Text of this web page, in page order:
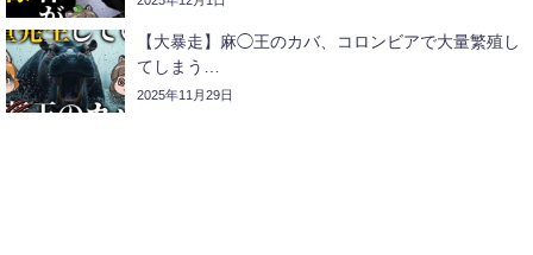
【大暴走】麻◯王のカバ、コロンビアで大量繁殖し
てしまう…
2025年11月29日